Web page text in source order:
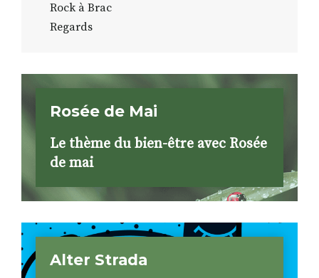
Rock à Brac
Regards
Rosée de Mai
Le thème du bien-être avec Rosée
de mai
Alter Strada